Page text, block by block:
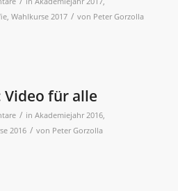
, Wahlkurse 2017 / von Peter Gorzolla
Video für alle
/ in Akademiejahr 2016,
2016 / von Peter Gorzolla